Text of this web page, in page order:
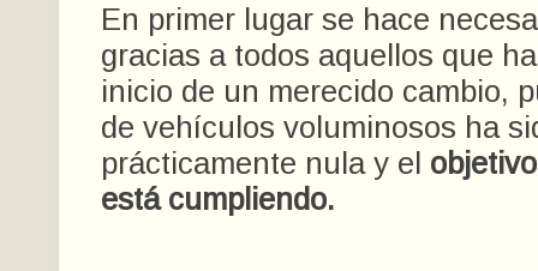
En primer lugar se hace
gracias a todos aquellos que
inicio de un merecido cambio,
de vehículos voluminosos ha
prácticamente nula y el
está cumpliendo.